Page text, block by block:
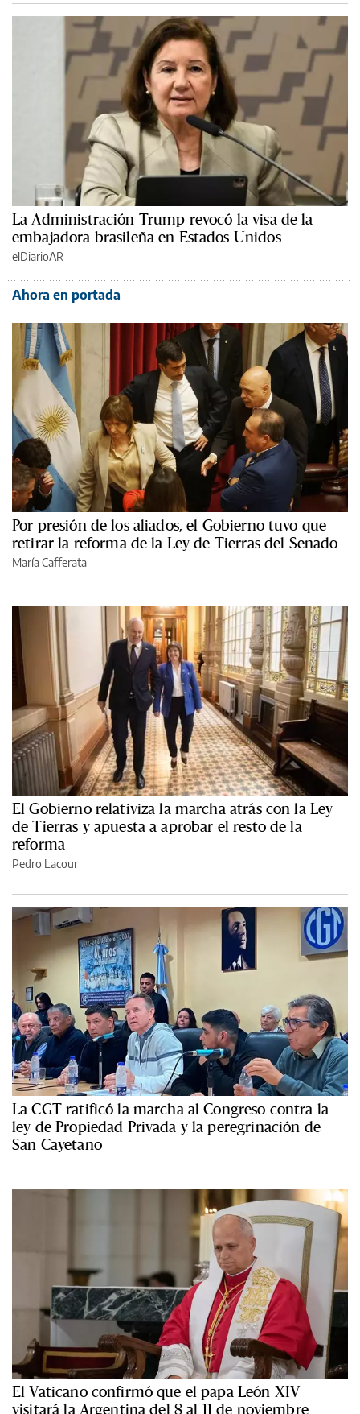
La Administración Trump revocó la visa de la
embajadora brasileña en Estados Unidos
elDiarioAR
Ahora en portada
Por presión de los aliados, el Gobierno tuvo que
retirar la reforma de la Ley de Tierras del Senado
María Cafferata
El Gobierno relativiza la marcha atrás con la Ley
de Tierras y apuesta a aprobar el resto de la
reforma
Pedro Lacour
La CGT ratificó la marcha al Congreso contra la
ley de Propiedad Privada y la peregrinación de
San Cayetano
El Vaticano confirmó que el papa León XIV
visitará la Argentina del 8 al 11 de noviembre